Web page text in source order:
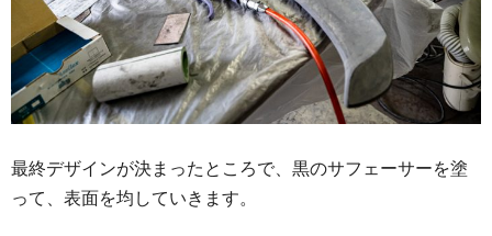
最終デザインが決まったところで、黒のサフェーサーを塗
って、表面を均していきます。